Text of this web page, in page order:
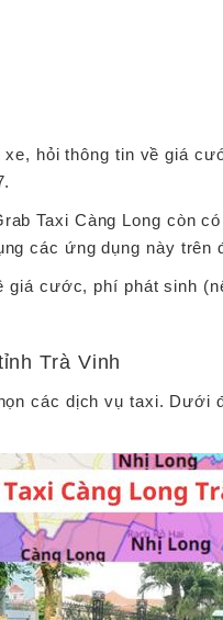
hỏi thông tin về giá
Taxi Càng Long còn
các ứng dụng này trên
cước, phí phát sinh
Trà Vinh
các dịch vụ taxi.